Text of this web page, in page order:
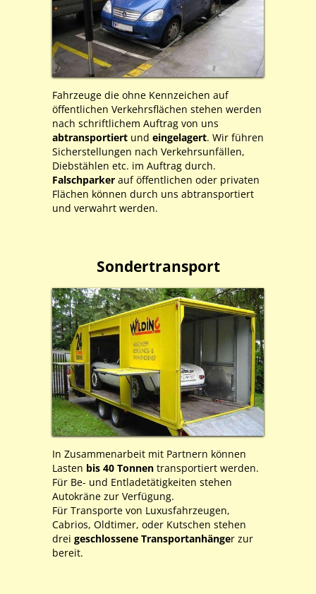
Fahrzeuge die ohne Kennzeichen auf
öffentlichen Verkehrsflächen stehen werden
nach schriftlichem Auftrag von uns
abtransportiert und eingelagert. Wir führen
Sicherstellungen nach Verkehrsunfällen,
Diebstählen etc. im Auftrag durch.
Falschparker auf öffentlichen oder privaten
Flächen können durch uns abtransportiert
und verwahrt werden.
Sondertransport
In Zusammenarbeit mit Partnern können
Lasten bis 40 Tonnen transportiert werden.
Für Be- und Entladetätigkeiten stehen
Autokräne zur Verfügung.
Für Transporte von Luxusfahrzeugen,
Cabrios, Oldtimer, oder Kutschen stehen
drei geschlossene Transportanhänger zur
bereit.